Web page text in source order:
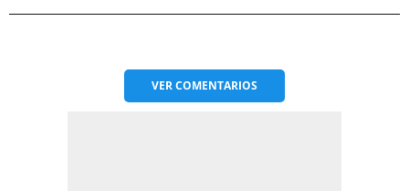
VERCOMENTARIOS